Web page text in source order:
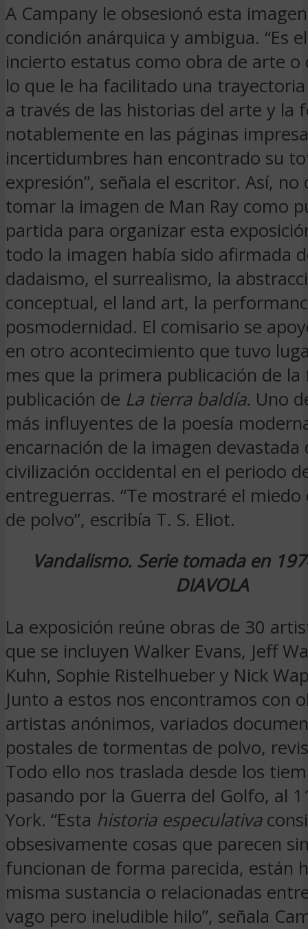
A Campany le obsesionó esta
condición anárquica y ambigua. “Es
incierto estatus como obra de arte o
lo que le ha facilitado una
a través de las historias del arte y la
notablemente en las páginas
incertidumbres han encontrado su
expresión”, señala el escritor. Así, no
tomar la imagen de Man Ray como
partida para organizar esta
todo la imagen había sido afirmada
dadaismo, el surrealismo, la
conceptual, el land art, la
posmodernidad. El comisario se
en otro acontecimiento que tuvo
mes que la primera publicación de
publicación de La tierra baldía. Uno
más influyentes de la poesía
encarnación de la imagen devastada
civilización occidental en el periodo
entreguerras. “Te mostraré el
de polvo”, escribía T. S. Eliot.
Vandalismo. Serie tomada en
DIAVOLA
La exposición reúne obras de 30
que se incluyen Walker Evans, Jeff
Kuhn, Sophie Ristelhueber y Nick
Junto a estos nos encontramos con
artistas anónimos, variados
postales de tormentas de polvo,
Todo ello nos traslada desde los
pasando por la Guerra del Golfo, al
York. “Esta historia especulativa
obsesivamente cosas que parecen
funcionan de forma parecida, están
misma sustancia o relacionadas
vago pero ineludible hilo”, señala